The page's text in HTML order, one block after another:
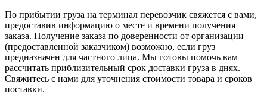
По прибытии груза на терминал перевозчик свяжется с вами,
предоставив информацию о месте и времени получения
заказа. Получение заказа по доверенности от организации
(предоставленной заказчиком) возможно, если груз
предназначен для частного лица. Мы готовы помочь вам
рассчитать приблизительный срок доставки груза в днях.
Свяжитесь с нами для уточнения стоимости товара и сроков
поставки.